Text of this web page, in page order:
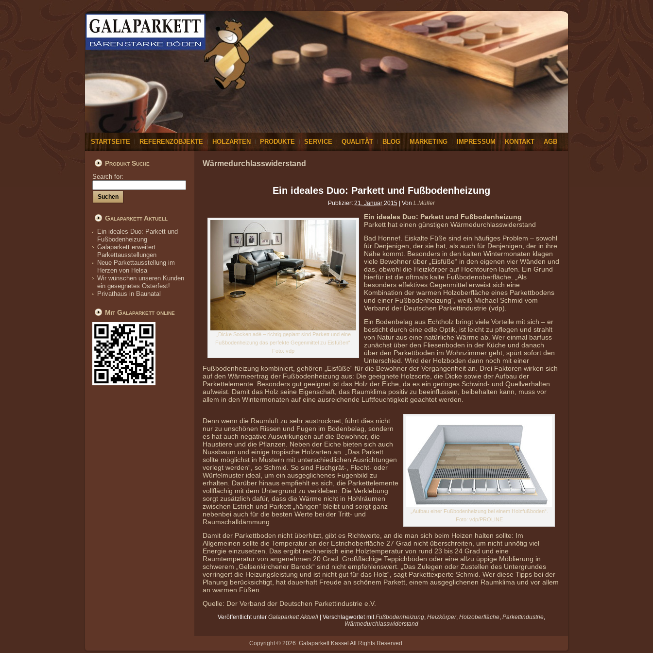
STARTSEITE REFERENZOBJEKTE HOLZARTEN PRODUKTE SERVICE QUALITÄT BLOG MARKETING IMPRESSUM KONTAKT AGB
Produkt Suche
Search for:
Galaparkett Aktuell
Ein ideales Duo: Parkett und
Fußbodenheizung
Galaparkett erweitert
Parkettausstellungen
Neue Parkettausstellung im
Herzen von Helsa
Wir wünschen unseren Kunden
ein gesegnetes Osterfest!
Privathaus in Baunatal
Mit Galaparkett online
Wärmedurchlasswiderstand
Ein ideales Duo: Parkett und Fußbodenheizung
Publiziert 21. Januar 2015 Von L.Müller
„Dicke Socken adé – richtig geplant sind Parkett und eine
Fußbodenheizung das perfekte Gegenmittel zu Eisfüßen“.
Foto: vdp
Ein ideales Duo: Parkett und Fußbodenheizung
Parkett hat einen günstigen Wärmedurchlasswiderstand
Bad Honnef. Eiskalte Füße sind ein häufiges Problem – sowohl
für Denjenigen, der sie hat, als auch für Denjenigen, der in ihre
Nähe kommt. Besonders in den kalten Wintermonaten klagen
viele Bewohner über „Eisfüße“ in den eigenen vier Wänden und
das, obwohl die Heizkörper auf Hochtouren laufen. Ein Grund
hierfür ist die oftmals kalte Fußbodenoberfläche. „Als
besonders effektives Gegenmittel erweist sich eine
Kombination der warmen Holzoberfläche eines Parkettbodens
und einer Fußbodenheizung“, weiß Michael Schmid vom
Verband der Deutschen Parkettindustrie (vdp).
Ein Bodenbelag aus Echtholz bringt viele Vorteile mit sich – er
besticht durch eine edle Optik, ist leicht zu pflegen und strahlt
von Natur aus eine natürliche Wärme ab. Wer einmal barfuss
zunächst über den Fliesenboden in der Küche und danach
über den Parkettboden im Wohnzimmer geht, spürt sofort den
Unterschied. Wird der Holzboden dann noch mit einer
Fußbodenheizung kombiniert, gehören „Eisfüße“ für die Bewohner der Vergangenheit an. Drei Faktoren wirken sich
auf den Wärmeertrag der Fußbodenheizung aus: Die geeignete Holzsorte, die Dicke sowie der Aufbau der
Parkettelemente. Besonders gut geeignet ist das Holz der Eiche, da es ein geringes Schwind- und Quellverhalten
aufweist. Damit das Holz seine Eigenschaft, das Raumklima positiv zu beeinflussen, beibehalten kann, muss vor
allem in den Wintermonaten auf eine ausreichende Luftfeuchtigkeit geachtet werden.
„Aufbau einer Fußbodenheizung bei einem Holzfußboden“.
Foto: vdp/PROLINE
Denn wenn die Raumluft zu sehr austrocknet, führt dies nicht
nur zu unschönen Rissen und Fugen im Bodenbelag, sondern
es hat auch negative Auswirkungen auf die Bewohner, die
Haustiere und die Pflanzen. Neben der Eiche bieten sich auch
Nussbaum und einige tropische Holzarten an. „Das Parkett
sollte möglichst in Mustern mit unterschiedlichen Ausrichtungen
verlegt werden“, so Schmid. So sind Fischgrät-, Flecht- oder
Würfelmuster ideal, um ein ausgeglichenes Fugenbild zu
erhalten. Darüber hinaus empfiehlt es sich, die Parkettelemente
vollflächig mit dem Untergrund zu verkleben. Die Verklebung
sorgt zusätzlich dafür, dass die Wärme nicht in Hohlräumen
zwischen Estrich und Parkett „hängen“ bleibt und sorgt ganz
nebenbei auch für die besten Werte bei der Tritt- und
Raumschalldämmung.
Damit der Parkettboden nicht überhitzt, gibt es Richtwerte, an die man sich beim Heizen halten sollte: Im
Allgemeinen sollte die Temperatur an der Estrichoberfläche 27 Grad nicht überschreiten, um nicht unnötig viel
Energie einzusetzen. Das ergibt rechnerisch eine Holztemperatur von rund 23 bis 24 Grad und eine
Raumtemperatur von angenehmen 20 Grad. Großflächige Teppichböden oder eine allzu üppige Möblierung in
schwerem „Gelsenkirchener Barock“ sind nicht empfehlenswert. „Das Zulegen oder Zustellen des Untergrundes
verringert die Heizungsleistung und ist nicht gut für das Holz“, sagt Parkettexperte Schmid. Wer diese Tipps bei der
Planung berücksichtigt, hat dauerhaft Freude an schönem Parkett, einem ausgeglichenen Raumklima und vor allem
an warmen Füßen.
Quelle: Der Verband der Deutschen Parkettindustrie e.V.
Veröffentlicht unter Galaparkett Aktuell| Verschlagwortet mit Fußbodenheizung, Heizkörper, Holzoberfläche, Parkettindustrie,
Wärmedurchlasswiderstand
Copyright © 2026. Galaparkett Kassel All Rights Reserved.